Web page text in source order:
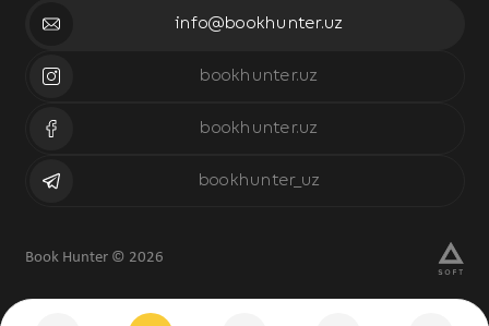
info@bookhunter.uz
bookhunter.uz
bookhunter.uz
bookhunter_uz
Book Hunter © 2026